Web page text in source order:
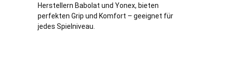
Herstellern Babolat und Yonex, bieten
perfekten Grip und Komfort – geeignet für
jedes Spielniveau.